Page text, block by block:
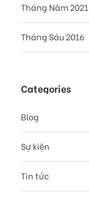
Tháng Năm 2021
Tháng Sáu 2016
Categories
Blog
Sự kiện
Tin tức